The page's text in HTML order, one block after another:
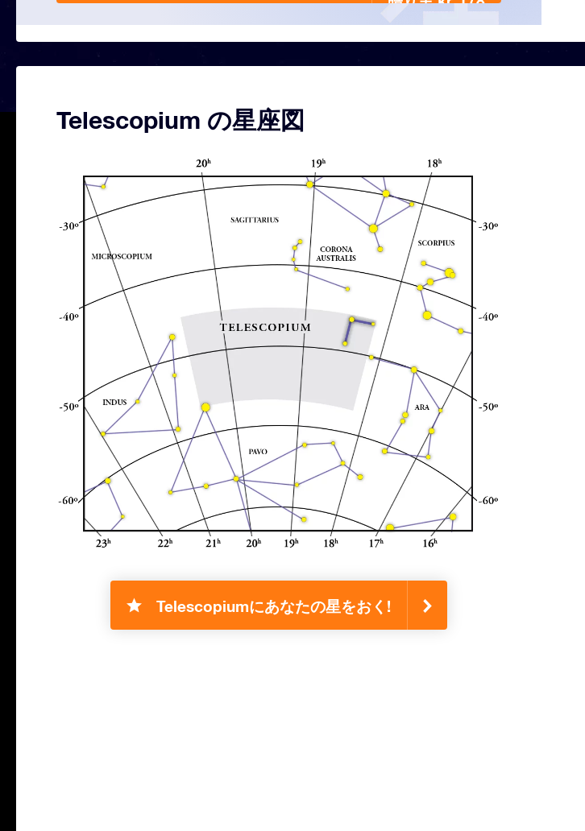
Telescopium の星座図
Telescopiumにあなたの星をおく!